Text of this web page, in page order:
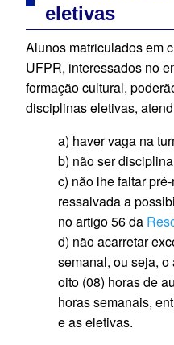
eletivas
Alunos matriculados em
UFPR, interessados no
formação cultural,
disciplinas eletivas,
a) haver vaga na
b) não ser
c) não lhe faltar
ressalvada a
no artigo 56 da
d) não acarretar
semanal, ou seja,
oito (08) horas de
horas semanais,
e as eletivas.